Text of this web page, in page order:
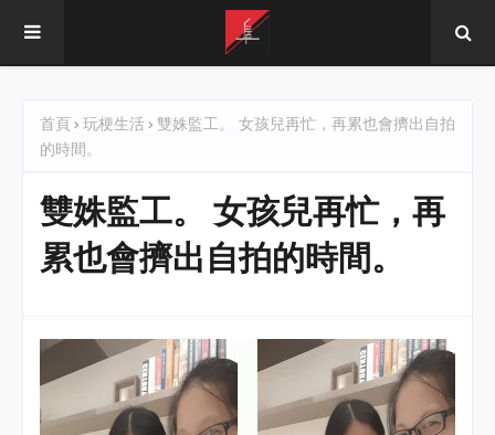
首頁 玩梗生活
雙姝監工。 女孩兒再忙，再累也會擠出自拍
的時間。
雙姝監工。 女孩兒再忙，再
累也會擠出自拍的時間。